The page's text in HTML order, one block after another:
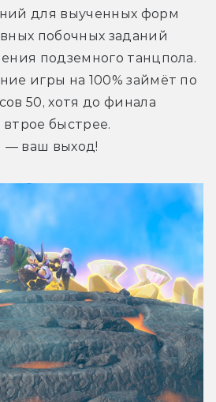
для выученных форм
побочных заданий
подземного танцпола.
игры на 100% займёт по
50, хотя до финала
быстрее.
ваш выход!